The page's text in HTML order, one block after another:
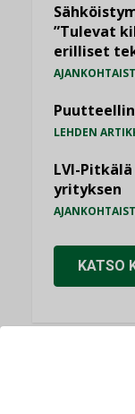
”Tulevat
erilliset
LEHDEN
LVI-
yrityksen
KATSO